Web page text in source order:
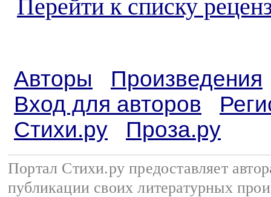
Перейти к списку
Авторы
Произведения
Вход для авторов
Стихи.ру
Проза.ру
Портал Стихи.ру предоставляет
публикации своих литературных